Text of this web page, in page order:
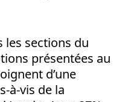
les sections du
présentées au
d’une
à-vis de la